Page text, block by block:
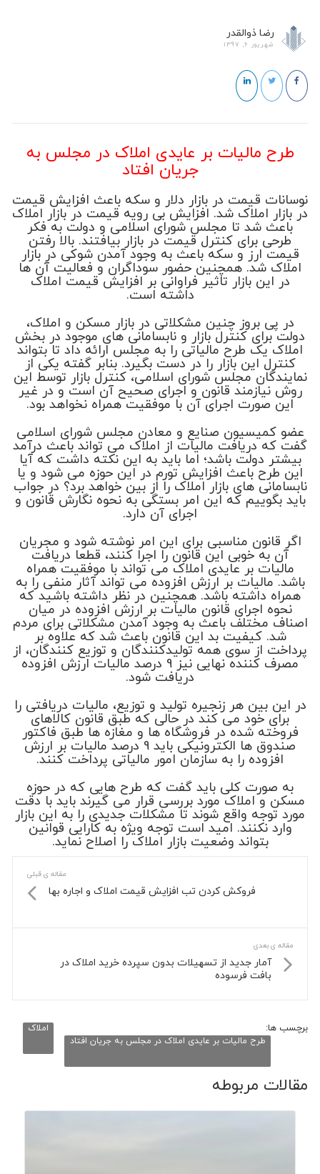
رضا ذوالقدر
شهریور 6, 1397
طرح مالیات بر عایدی املاک در مجلس به
جریان افتاد
نوسانات قیمت در بازار دلار و سکه باعث افزایش قیمت
در بازار املاک شد. افزایش بی رویه قیمت در بازار املاک
باعث شد تا مجلس شورای اسلامی و دولت به فکر
طرحی برای کنترل قیمت در بازار بیافتند. بالا رفتن
قیمت ارز و سکه باعث به وجود آمدن شوکی در بازار
املاک شد. همچنین حضور سوداگران و فعالیت آن ها
در این بازار تاثیر فراوانی بر افزایش قیمت املاک
داشته است.
در پی بروز چنین مشکلاتی در بازار مسکن و املاک،
دولت برای کنترل بازار و نابسامانی های موجود در بخش
املاک یک طرح مالیاتی را به مجلس ارائه داد تا بتواند
کنترل این بازار را در دست بگیرد. بنابر گفته یکی از
نمایندگان مجلس شورای اسلامی، کنترل بازار توسط این
روش نیازمند قانون و اجرای صحیح آن است و در غیر
این صورت اجرای آن با موفقیت همراه نخواهد بود.
عضو کمیسیون صنایع و معادن مجلس شورای اسلامی
گفت که دریافت مالیات از املاک می تواند باعث درآمد
بیشتر دولت باشد؛ اما باید به این نکته داشت که آیا
این طرح باعث افزایش تورم در این حوزه می شود و یا
نابسامانی های بازار املاک را از بین خواهد برد؟ در جواب
باید بگوییم که این امر بستگی به نحوه نگارش قانون و
اجرای آن دارد.
اگر قانون مناسبی برای این امر نوشته شود و مجریان
آن به خوبی این قانون را اجرا کنند، قطعا دریافت
مالیات بر عایدی املاک می تواند با موفقیت همراه
باشد. مالیات بر ارزش افزوده می تواند آثار منفی را به
همراه داشته باشد. همچنین در نظر داشته باشید که
نحوه اجرای قانون مالیات بر ارزش افزوده در میان
اصناف مختلف باعث به وجود آمدن مشکلاتی برای مردم
شد. کیفیت بد این قانون باعث شد که علاوه بر
پرداخت از سوی همه تولیدکنندگان و توزیع کنندگان، از
مصرف کننده نهایی نیز 9 درصد مالیات ارزش افزوده
دریافت شود.
در این بین هر زنجیره تولید و توزیع، مالیات دریافتی را
برای خود می کند در حالی که طبق قانون کالاهای
فروخته شده در فروشگاه ها و مغازه ها طبق فاکتور
صندوق ها الکترونیکی باید 9 درصد مالیات بر ارزش
افزوده را به سازمان امور مالیاتی پرداخت کنند.
به صورت کلی باید گفت که طرح هایی که در حوزه
مسکن و املاک مورد بررسی قرار می گیرند باید با دقت
مورد توجه واقع شوند تا مشکلات جدیدی را به این بازار
وارد نکنند. امید است توجه ویژه به کارایی قوانین
بتواند وضعیت بازار املاک را اصلاح نماید.
مقاله ی قبلی
فروکش کردن تب افزایش قیمت املاک و اجاره بها
مقاله ی بعدی
آمار جدید از تسهیلات بدون سپرده خرید املاک در
بافت فرسوده
برچسب ها:
املاک
طرح مالیات بر عایدی املاک در مجلس به جریان افتاد
مقالات مربوطه